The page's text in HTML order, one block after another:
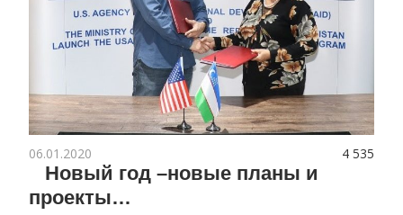
4 535
06.01.2020
Новый год –новые планы и
проекты…